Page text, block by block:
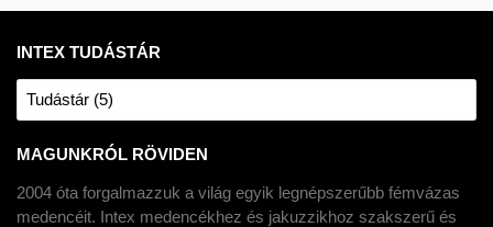
INTEX TUDÁSTÁR
Tudástár (5)
MAGUNKRÓL RÖVIDEN
2004 óta forgalmazzuk a világ egyik legnépszerűbb fémvázas
medencéit. Intex medencékhez és jakuzzikhoz szakszerű és